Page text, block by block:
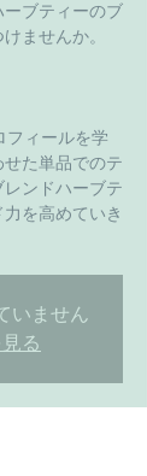
ブティーのブ
ませんか。
ィールを学
た単品でのテ
ンドハーブテ
を高めていき
いません
る